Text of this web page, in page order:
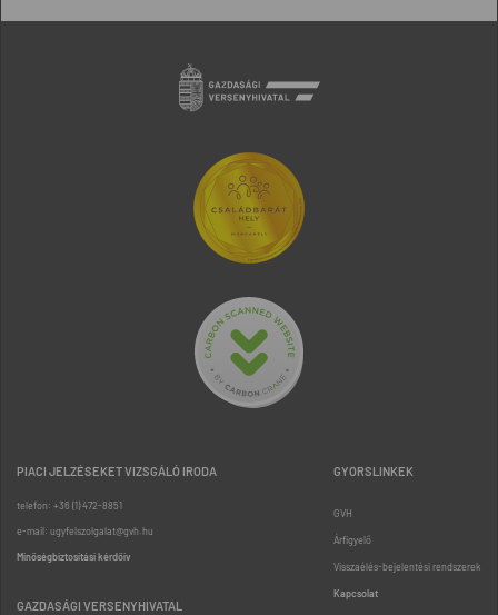
PIACI JELZÉSEKET VIZSGÁLÓ IRODA
telefon: +36 (1) 472-8851
e-mail: ugyfelszolgalat@gvh.hu
Minőségbiztosítási kérdőív
GAZDASÁGI VERSENYHIVATAL
GYORSLINKEK
GVH
Árfigyelő
Visszaélés-bejelentési rendszerek
Kapcsolat